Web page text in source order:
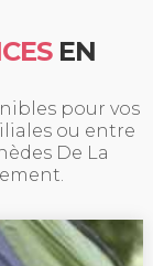
EN
pour vos
ou entre
De La